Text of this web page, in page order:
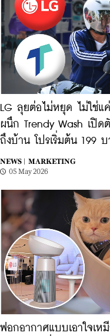
LG ลุยต่อไม่หยุด ไม่ใช่แ
ผนึก Trendy Wash เปิ
ถึงบ้าน โปรเริ่มต้น 199 บ
NEWS |
MARKETING
05 May 2026
ฟอกอากาศแบบเอาใจเห